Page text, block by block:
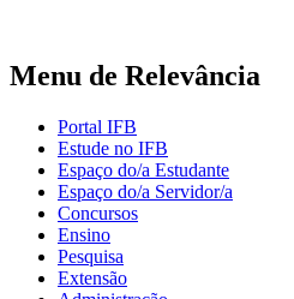
Menu de Relevância
Portal IFB
Estude no IFB
Espaço do/a Estudante
Espaço do/a Servidor/a
Concursos
Ensino
Pesquisa
Extensão